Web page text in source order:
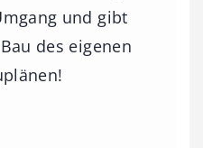
und gibt
des eigenen